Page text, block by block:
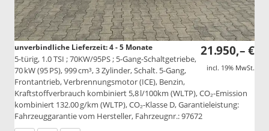
21.950,– €
incl. 19% MwSt.
unverbindliche Lieferzeit: 4 - 5 Monate
5-türig, 1.0 TSI ; 70KW/95PS ; 5-Gang-Schaltgetriebe,
70 kW (95 PS), 999 cm³, 3 Zylinder, Schalt. 5-Gang,
Frontantrieb, Verbrennungsmotor (ICE), Benzin,
Kraftstoffverbrauch kombiniert 5,8 l/100km (WLTP), CO₂-Emission
kombiniert 132.00 g/km (WLTP), CO₂-Klasse D, Garantieleistung:
Fahrzeuggarantie vom Hersteller, Fahrzeugnr.: 97672